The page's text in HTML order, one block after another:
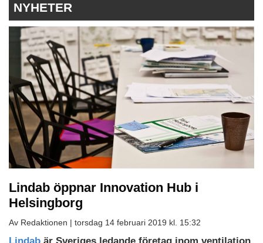
NYHETER
Lindab öppnar Innovation Hub i
Helsingborg
Av Redaktionen | torsdag 14 februari 2019 kl. 15:32